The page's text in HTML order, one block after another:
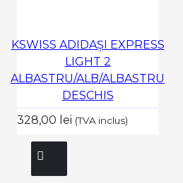
KSWISS ADIDAȘI EXPRESS
LIGHT 2
ALBASTRU/ALB/ALBASTRU
DESCHIS
328,00 lei (TVA inclus)